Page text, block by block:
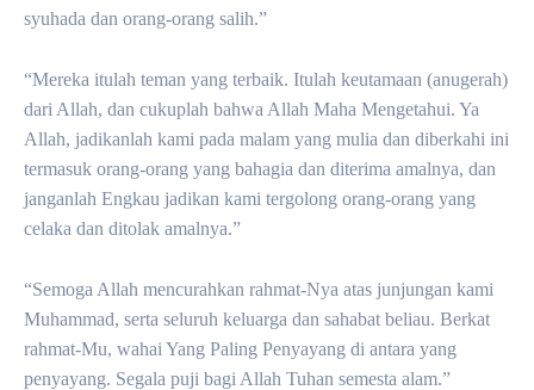
syuhada dan orang-orang salih.”
“Mereka itulah teman yang terbaik. Itulah keutamaan (anugerah)
dari Allah, dan cukuplah bahwa Allah Maha Mengetahui. Ya
Allah, jadikanlah kami pada malam yang mulia dan diberkahi ini
termasuk orang-orang yang bahagia dan diterima amalnya, dan
janganlah Engkau jadikan kami tergolong orang-orang yang
celaka dan ditolak amalnya.”
“Semoga Allah mencurahkan rahmat-Nya atas junjungan kami
Muhammad, serta seluruh keluarga dan sahabat beliau. Berkat
rahmat-Mu, wahai Yang Paling Penyayang di antara yang
penyayang. Segala puji bagi Allah Tuhan semesta alam.”